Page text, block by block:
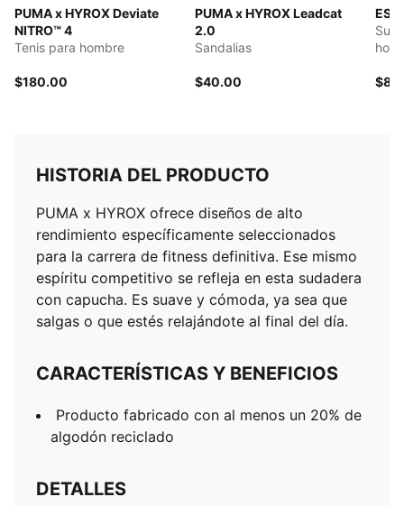
PUMA x HYROX Deviate
NITRO™ 4
Tenis para hombre
$180.00
PUMA x HYROX Leadcat
2.0
Sandalias
$40.00
ES
HISTORIA DEL PRODUCTO
PUMA x HYROX ofrece diseños de alto
rendimiento específicamente seleccionados
para la carrera de fitness definitiva. Ese mismo
espíritu competitivo se refleja en esta sudadera
con capucha. Es suave y cómoda, ya sea que
salgas o que estés relajándote al final del día.
CARACTERÍSTICAS Y BENEFICIOS
Producto fabricado con al menos un 20% de
algodón reciclado
DETALLES